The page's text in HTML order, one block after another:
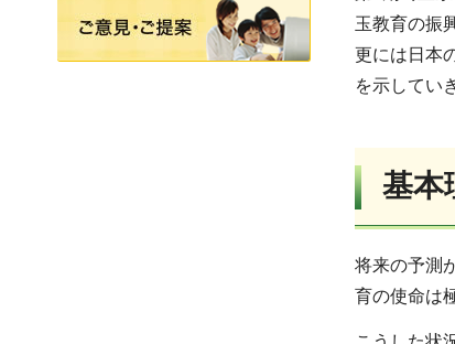
玉教育の振
更には日本
を示してい
基本
将来の予測
育の使命は